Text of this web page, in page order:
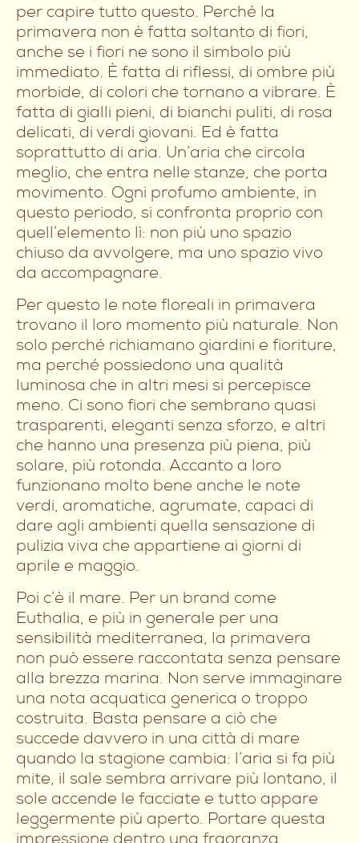
per capire tutto questo. Perché la
primavera non è fatta soltanto di fiori,
anche se i fiori ne sono il simbolo più
immediato. È fatta di riflessi, di ombre più
morbide, di colori che tornano a vibrare. È
fatta di gialli pieni, di bianchi puliti, di rosa
delicati, di verdi giovani. Ed è fatta
soprattutto di aria. Un’aria che circola
meglio, che entra nelle stanze, che porta
movimento. Ogni profumo ambiente, in
questo periodo, si confronta proprio con
quell’elemento lì: non più uno spazio
chiuso da avvolgere, ma uno spazio vivo
da accompagnare.
Per questo le note floreali in primavera
trovano il loro momento più naturale. Non
solo perché richiamano giardini e fioriture,
ma perché possiedono una qualità
luminosa che in altri mesi si percepisce
meno. Ci sono fiori che sembrano quasi
trasparenti, eleganti senza sforzo, e altri
che hanno una presenza più piena, più
solare, più rotonda. Accanto a loro
funzionano molto bene anche le note
verdi, aromatiche, agrumate, capaci di
dare agli ambienti quella sensazione di
pulizia viva che appartiene ai giorni di
aprile e maggio.
Poi c’è il mare. Per un brand come
Euthalia, e più in generale per una
sensibilità mediterranea, la primavera
non può essere raccontata senza pensare
alla brezza marina. Non serve immaginare
una nota acquatica generica o troppo
costruita. Basta pensare a ciò che
succede davvero in una città di mare
quando la stagione cambia: l’aria si fa più
mite, il sale sembra arrivare più lontano, il
sole accende le facciate e tutto appare
leggermente più aperto. Portare questa
impressione dentro una fragranza